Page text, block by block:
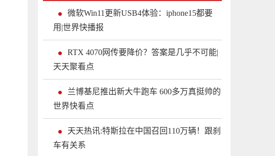
微软Win11更新USB4体验：iphone15都要
用|世界快播报
RTX 4070网传要降价？答案是几乎不可能|
天天聚看点
兰博基尼推出新大牛跑车 600多万真挺帅的
世界快看点
天天热讯:特斯拉在中国召回110万辆！跟刹
车有关系